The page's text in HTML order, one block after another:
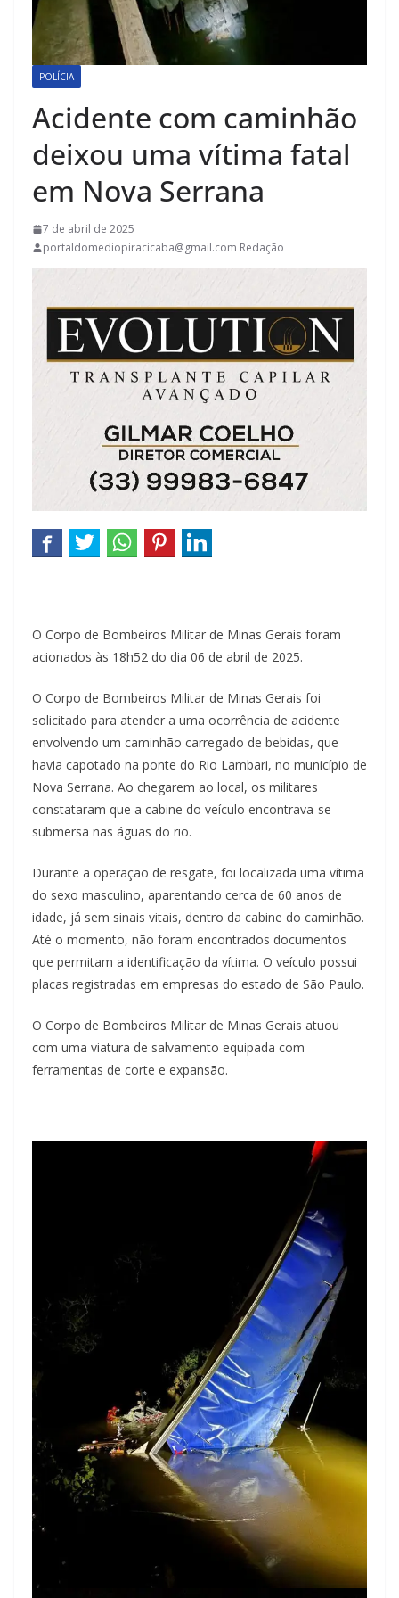
POLÍCIA
Acidente com caminhão
deixou uma vítima fatal
em Nova Serrana
7 de abril de 2025
portaldomediopiracicaba@gmail.com Redação
O Corpo de Bombeiros Militar de Minas Gerais foram
acionados às 18h52 do dia 06 de abril de 2025.
O Corpo de Bombeiros Militar de Minas Gerais foi
solicitado para atender a uma ocorrência de acidente
envolvendo um caminhão carregado de bebidas, que
havia capotado na ponte do Rio Lambari, no município de
Nova Serrana. Ao chegarem ao local, os militares
constataram que a cabine do veículo encontrava-se
submersa nas águas do rio.
Durante a operação de resgate, foi localizada uma vítima
do sexo masculino, aparentando cerca de 60 anos de
idade, já sem sinais vitais, dentro da cabine do caminhão.
Até o momento, não foram encontrados documentos
que permitam a identificação da vítima. O veículo possui
placas registradas em empresas do estado de São Paulo.
O Corpo de Bombeiros Militar de Minas Gerais atuou
com uma viatura de salvamento equipada com
ferramentas de corte e expansão.